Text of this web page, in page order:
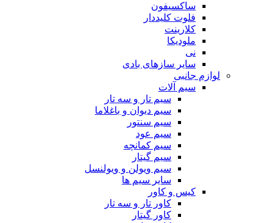
ساکسیفون
فلوت کلیددار
کلارینت
ملودیکا
نی
سایر سازهای بادی
لوازم جانبی
سیم آلات
سیم تار و سه تار
سیم دیوان و باغلاما
سیم سنتور
سیم عود
سیم کمانچه
سیم گیتار
سیم ویولن و ویولنسل
سایر سیم ها
کیس و کاور
کاور تار و سه تار
کاور گیتار